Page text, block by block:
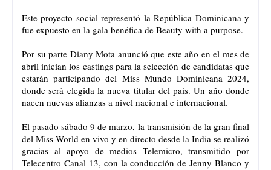
Este proyecto social representó la República Dominicana y
fue expuesto en la gala benéfica de Beauty with a purpose.
Por su parte Diany Mota anunció que este año en el mes de
abril inician los castings para la selección de candidatas que
estarán participando del Miss Mundo Dominicana 2024,
donde será elegida la nueva titular del país. Un año donde
nacen nuevas alianzas a nivel nacional e internacional.
El pasado sábado 9 de marzo, la transmisión de la gran final
del Miss World en vivo y en directo desde la India se realizó
gracias al apoyo de medios Telemicro, transmitido por
Telecentro Canal 13, con la conducción de Jenny Blanco y